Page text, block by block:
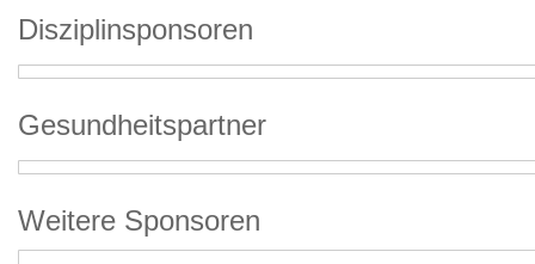
Disziplinsponsoren
Gesundheitspartner
Weitere Sponsoren